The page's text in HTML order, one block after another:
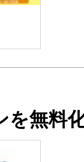
を無料